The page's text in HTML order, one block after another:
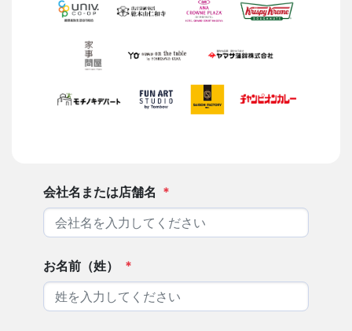
会社名または店舗名 *
お名前（姓） *